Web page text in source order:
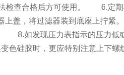
合格后方可使用。
6.定期检
盖，将过滤器装到底座上拧紧。
8.如发现压力表指示的压力低或
色硅胶时，更应特别注意上下螺